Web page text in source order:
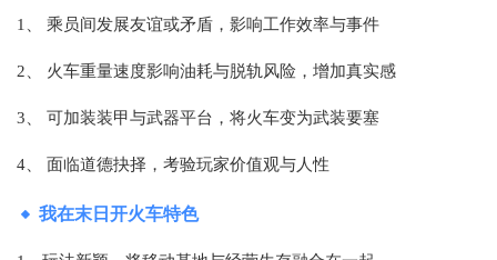
1、 乘员间发展友谊或矛盾，影响工作效率与事件
2、 火车重量速度影响油耗与脱轨风险，增加真实感
3、 可加装装甲与武器平台，将火车变为武装要塞
4、 面临道德抉择，考验玩家价值观与人性
我在末日开火车特色